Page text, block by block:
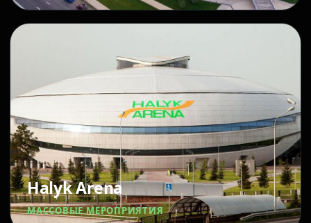
Halyk Arena
МАССОВЫЕ МЕРОПРИЯТИЯ